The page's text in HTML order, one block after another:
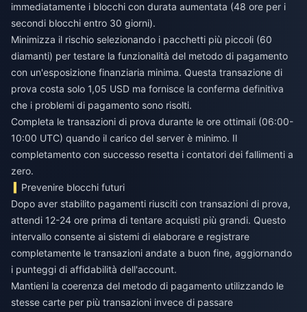
immediatamente i blocchi con durata aumentata (48 ore per i
secondi blocchi entro 30 giorni).
Minimizza il rischio selezionando i pacchetti più piccoli (60
diamanti) per testare la funzionalità del metodo di pagamento
con un'esposizione finanziaria minima. Questa transazione di
prova costa solo 1,05 USD ma fornisce la conferma definitiva
che i problemi di pagamento sono risolti.
Completa le transazioni di prova durante le ore ottimali (06:00-
10:00 UTC) quando il carico del server è minimo. Il
completamento con successo resetta i contatori dei fallimenti a
zero.
Prevenire blocchi futuri
Dopo aver stabilito pagamenti riusciti con transazioni di prova,
attendi 12-24 ore prima di tentare acquisti più grandi. Questo
intervallo consente ai sistemi di elaborare e registrare
completamente le transazioni andate a buon fine, aggiornando
i punteggi di affidabilità dell'account.
Mantieni la coerenza del metodo di pagamento utilizzando le
stesse carte per più transazioni invece di passare